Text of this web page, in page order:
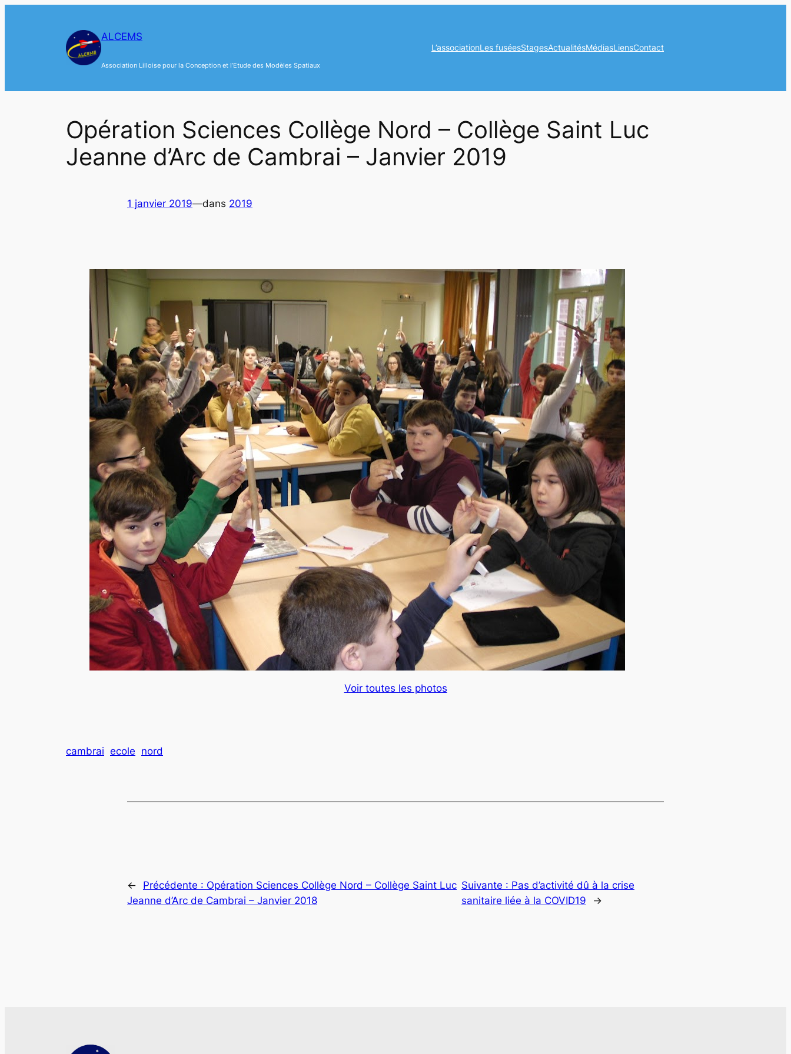
ALCEMS
Association Lilloise pour la Conception et l’Etude des Modèles Spatiaux
L’associationLes fuséesStagesActualitésMédiasLiensContact
Opération Sciences Collège Nord – Collège Saint Luc
Jeanne d’Arc de Cambrai – Janvier 2019
1 janvier 2019—dans 2019
Voir toutes les photos
cambrai ecole nord
← Précédente : Opération Sciences Collège Nord – Collège Saint Luc
Jeanne d’Arc de Cambrai – Janvier 2018
Suivante : Pas d’activité dû à la crise
sanitaire liée à la COVID19
→